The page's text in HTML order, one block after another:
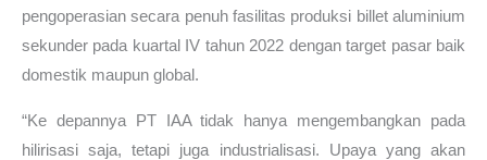
pengoperasian secara penuh fasilitas produksi billet aluminium
sekunder pada kuartal IV tahun 2022 dengan target pasar baik
domestik maupun global.
“Ke depannya PT IAA tidak hanya mengembangkan pada
hilirisasi saja, tetapi juga industrialisasi. Upaya yang akan